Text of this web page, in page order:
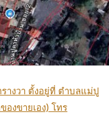
างวา ตั้งอยู่ที่ ตำบลแม่ปู
องขายเอง) โทร